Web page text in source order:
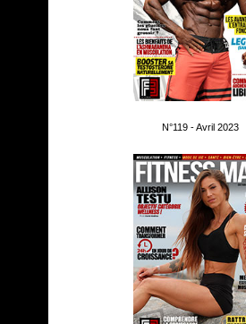
N°119 - Avril 2023